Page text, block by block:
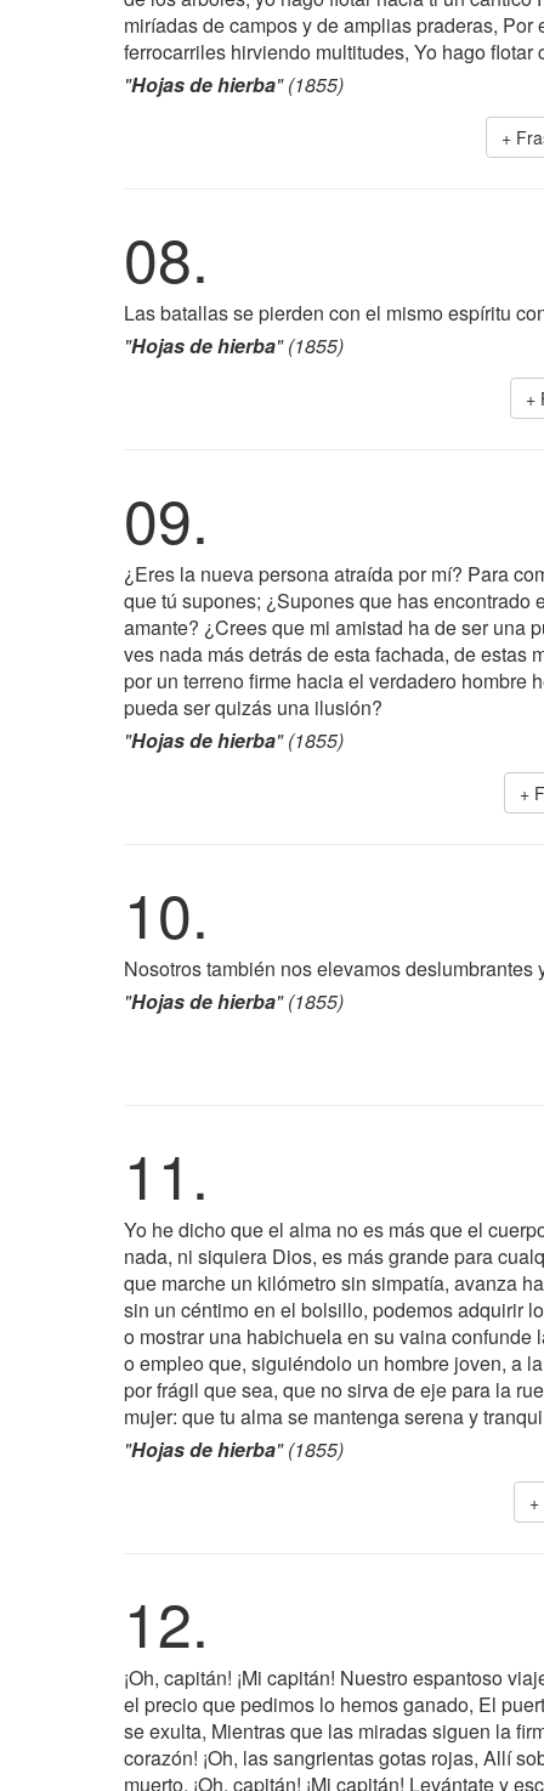
miríadas de campos y de amplias praderas,
ferrocarriles hirviendo multitudes, Yo hago flotar
"Hojas de hierba" (1855)
+
08.
Las batallas se pierden con el mismo espíritu
"Hojas de hierba" (1855)
+
09.
¿Eres la nueva persona atraída por mí? Para
que tú supones; ¿Supones que has
amante? ¿Crees que mi amistad ha de ser una
ves nada más detrás de esta fachada, de estas
por un terreno firme hacia el verdadero hombre
pueda ser quizás una ilusión?
"Hojas de hierba" (1855)
+
10.
Nosotros también nos elevamos deslumbrantes
"Hojas de hierba" (1855)
11.
Yo he dicho que el alma no es más que el
nada, ni siquiera Dios, es más grande para
que marche un kilómetro sin simpatía, avanza
sin un céntimo en el bolsillo, podemos adquirir
o mostrar una habichuela en su vaina
o empleo que, siguiéndolo un hombre joven, a
por frágil que sea, que no sirva de eje para la
mujer: que tu alma se mantenga serena y
"Hojas de hierba" (1855)
12.
¡Oh, capitán! ¡Mi capitán! Nuestro espantoso
el precio que pedimos lo hemos ganado, El
se exulta, Mientras que las miradas siguen la
corazón! ¡Oh, las sangrientas gotas rojas, Allí
muerto. ¡Oh, capitán! ¡Mi capitán! Levántate y